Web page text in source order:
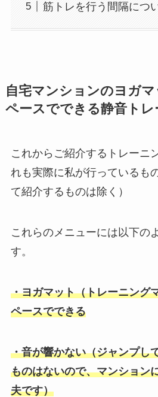
筋トレを行う間隔につ
自宅マンションのヨガ
ペースでできる静音トレ
これからご紹介するトレーニ
れも実際に私が行っているも
て紹介するものは除く）
これらのメニューには以下の
す。
・ヨガマット（トレーニング
ペースでできる
・音が響かない（ジャンプし
ものはないので、マンション
夫です）